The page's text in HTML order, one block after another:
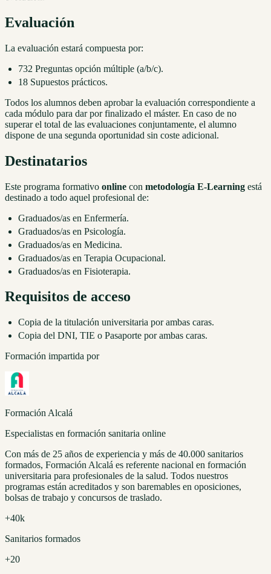
Evaluación
La evaluación estará compuesta por:
732 Preguntas opción múltiple (a/b/c).
18 Supuestos prácticos.
Todos los alumnos deben aprobar la evaluación correspondiente a
cada módulo para dar por finalizado el máster. En caso de no
superar el total de las evaluaciones conjuntamente, el alumno
dispone de una segunda oportunidad sin coste adicional.
Destinatarios
Este programa formativo online con metodología E-Learning está
destinado a todo aquel profesional de:
Graduados/as en Enfermería.
Graduados/as en Psicología.
Graduados/as en Medicina.
Graduados/as en Terapia Ocupacional.
Graduados/as en Fisioterapia.
Requisitos de acceso
Copia de la titulación universitaria por ambas caras.
Copia del DNI, TIE o Pasaporte por ambas caras.
Formación impartida por
Formación Alcalá
Especialistas en formación sanitaria online
Con más de 25 años de experiencia y más de 40.000 sanitarios
formados, Formación Alcalá es referente nacional en formación
universitaria para profesionales de la salud. Todos nuestros
programas están acreditados y son baremables en oposiciones,
bolsas de trabajo y concursos de traslado.
+40k
Sanitarios formados
+20